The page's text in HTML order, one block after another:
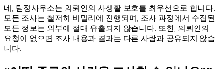
네, 탐정사무소는 의뢰인의 사생활 보호를 최우선으로 합니다.
모든 조사는 철저히 비밀리에 진행되며, 조사 과정에서 수집된
모든 정보는 외부에 절대 유출되지 않습니다. 또한, 의뢰인의
요청이 없으면 조사 내용과 결과는 다른 사람과 공유되지 않습
니다.